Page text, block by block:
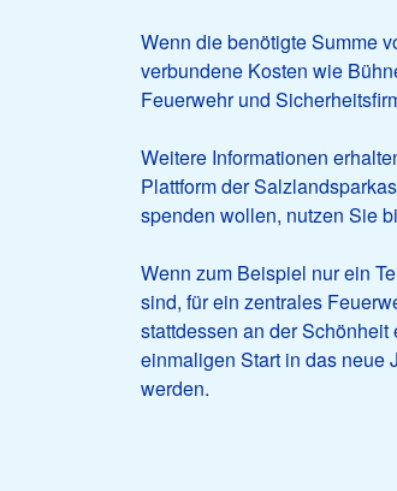
Wenn die benötigte Summe
verbundene Kosten wie
Feuerwehr und
Weitere Informationen
Plattform der
spenden wollen, nutzen Sie
Wenn zum Beispiel nur ein
sind, für ein zentrales
stattdessen an der
einmaligen Start in das neue
werden.